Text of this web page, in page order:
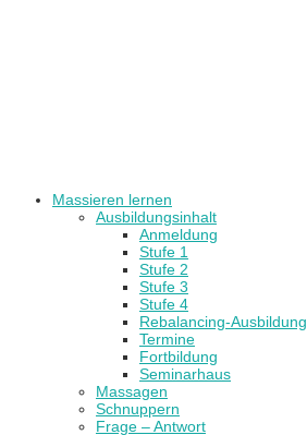
Massieren lernen
Ausbildungsinhalt
Anmeldung
Stufe 1
Stufe 2
Stufe 3
Stufe 4
Rebalancing-Ausbildung
Termine
Fortbildung
Seminarhaus
Massagen
Schnuppern
Frage – Antwort